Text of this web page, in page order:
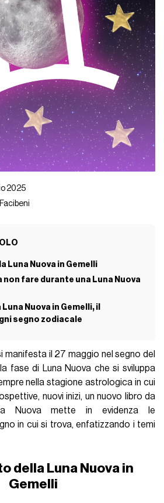
2025
Luna Nuova in Gemelli
non fare durante una Luna Nuova
Nuova in Gemelli, il
segno zodiacale
manifesta il 27 maggio nel segno del
fase di Luna Nuova che si sviluppa
nella stagione astrologica in cui
nuovi inizi, un nuovo libro da
Nuova mette in evidenza
le
in cui si trova, enfatizzando i temi
della Luna Nuova in
Gemelli